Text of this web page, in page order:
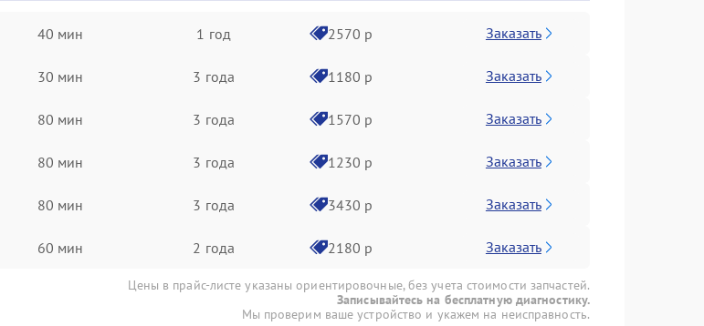
40 мин 1 год 2570 р Заказать
30 мин 3 года 1180 р Заказать
80 мин 3 года 1570 р Заказать
80 мин 3 года 1230 р Заказать
80 мин 3 года 3430 р Заказать
60 мин 2 года 2180 р Заказать
Цены в прайс-листе указаны ориентировочные, без учета стоимости запчастей.
Записывайтесь на бесплатную диагностику.
Мы проверим ваше устройство и укажем на неисправность.